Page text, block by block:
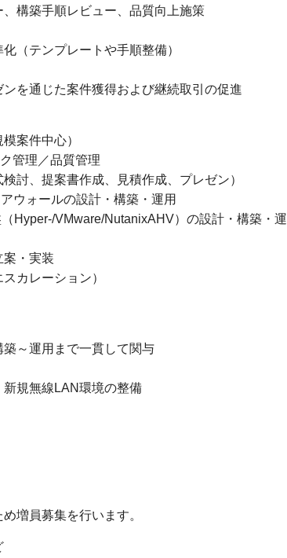
構築手順レビュー、品質向上施策
（テンプレートや手順整備）
を通じた案件獲得および継続取引の促進
案件中心）
管理／品質管理
討、提案書作成、見積作成、プレゼン）
ウォールの設計・構築・運用
Hyper-/VMware/NutanixAHV）の設計・構築・運
案・実装
カレーション）
築～運用まで一貫して関与
新規無線LAN環境の整備
増員募集を行います。